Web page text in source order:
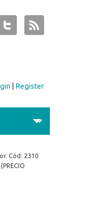
|Register
Cód: 2310